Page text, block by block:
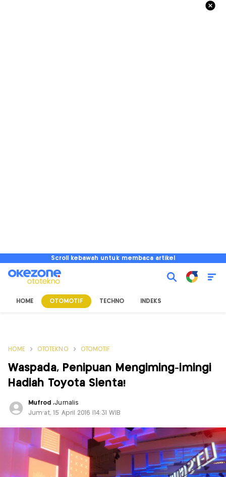
Scroll kebawah untuk membaca artikel
HOME OTOMOTIF TECHNO INDEKS
HOME OTOTEKNO OTOMOTIF
Waspada, Penipuan Mengiming-imingi
Hadiah Toyota Sienta!
Mufrod,Jurnalis
Jum'at, 15 April 2016 |14:31 WIB